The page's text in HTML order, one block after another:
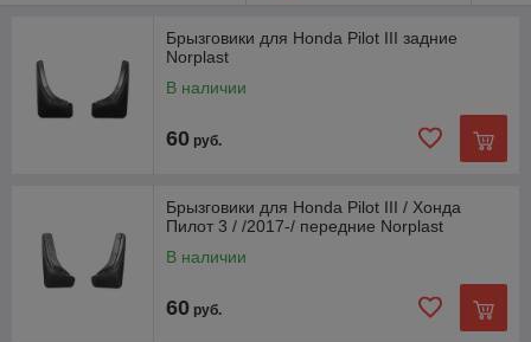
Брызговики для Honda Pilot III задние
Norplast
В наличии
60 руб.
Брызговики для Honda Pilot III / Хонда
Пилот 3 / /2017-/ передние Norplast
В наличии
60 руб.